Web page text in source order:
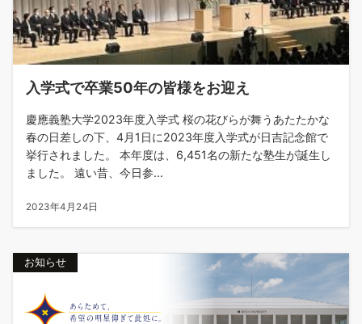
入学式で卒業50年の皆様をお迎え
慶應義塾大学2023年度入学式 桜の花びらが舞うあたたかな
春の日差しの下、4月1日に2023年度入学式が日吉記念館で
挙行されました。 本年度は、6,451名の新たな塾生が誕生し
ました。 遠い昔、今日参...
2023年4月24日
お知らせ